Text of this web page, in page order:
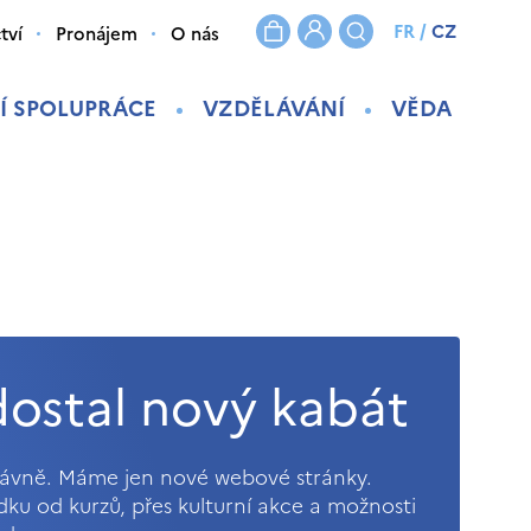
SPOLUPRÁCE VZDĚLÁVÁNÍ VĚDA
Pronájem O nás FR/CZ
nový kabát
Máme jen nové webové stránky.
od kurzů, přes kulturní akce a možnosti